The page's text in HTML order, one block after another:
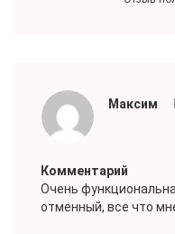
Максим
Комментарий
Очень
отменный, все что